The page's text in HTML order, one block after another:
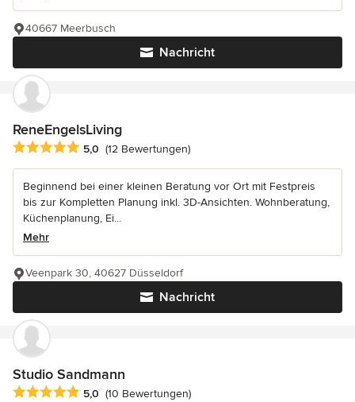
Nachricht
40667 Meerbusch
ReneEngelsLiving
Durchschnittliche Bewertung: 5 von 5 Sternen
5,0 (12 Bewertungen)
Beginnend bei einer kleinen Beratung vor Ort mit Festpreis
bis zur Kompletten Planung inkl. 3D-Ansichten. Wohnberatung,
Küchenplanung, Ei...
Mehr
Nachricht
Veenpark 30, 40627 Düsseldorf
Studio Sandmann
Durchschnittliche Bewertung: 5 von 5 Sternen
5,0 (10 Bewertungen)